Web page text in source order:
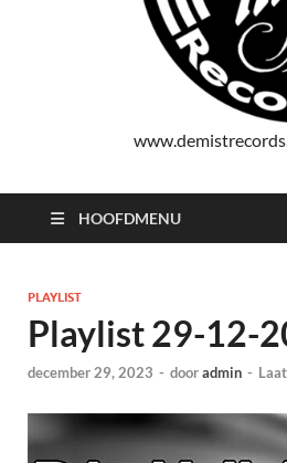
HOOFDMENU
PLAYLIST
Playlist 29-12-
december 29, 2023 - dooradmin -